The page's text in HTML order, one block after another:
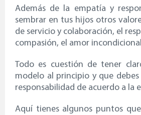
Además de la empatía y
sembrar en tus hijos otros
de servicio y colaboración, el
compasión, el amor
Todo es cuestión de tener
modelo al principio y que
responsabilidad de acuerdo a la
Aquí tienes algunos puntos